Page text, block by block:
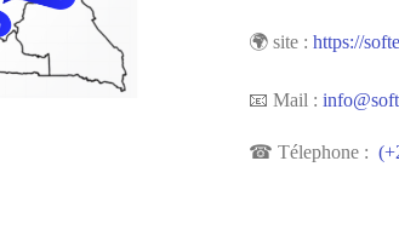
🌍 site : https://
📧 Mail :
☎ Télephone :